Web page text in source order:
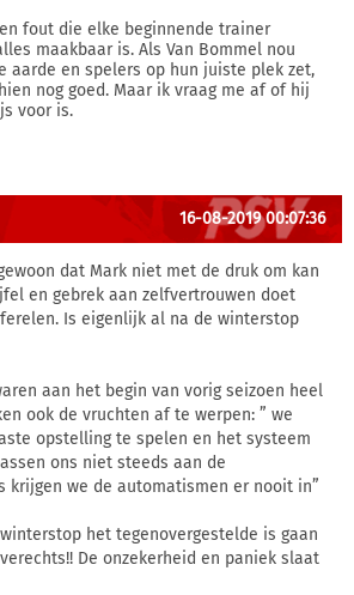
fout die elke beginnende trainer
maakbaar is. Als Van Bommel nou
aarde en spelers op hun juiste plek zet,
nog goed. Maar ik vraag me af of hij
voor is.
16-08-2019 00:07:36
dat Mark niet met de druk om kan
en gebrek aan zelfvertrouwen doet
Is eigenlijk al na de winterstop
aan het begin van vorig seizoen heel
ook de vruchten af te werpen: ” we
opstelling te spelen en het systeem
ons niet steeds aan de
krijgen we de automatismen er nooit in”
het tegenovergestelde is gaan
De onzekerheid en paniek slaat